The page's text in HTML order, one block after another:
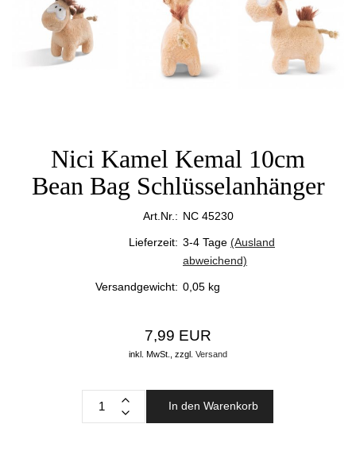
Nici Kamel Kemal 10cm
Bean Bag Schlüsselanhänger
Art.Nr.: NC 45230
Lieferzeit: 3-4 Tage (Ausland
abweichend)
Versandgewicht: 0,05 kg
7,99 EUR
inkl. MwSt., zzgl. Versand
In den Warenkorb